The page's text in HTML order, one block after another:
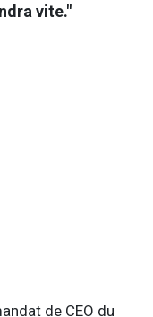
vite."
de CEO du